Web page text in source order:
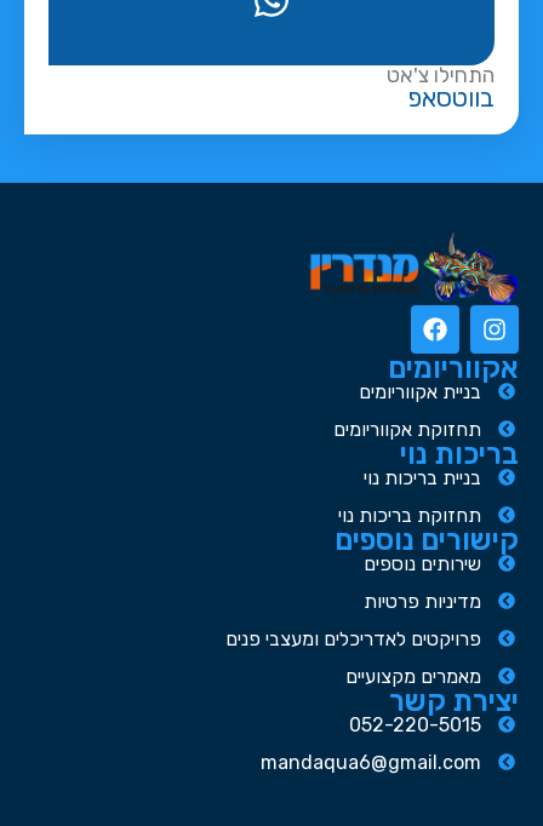
התחילו צ'אט
בווטסאפ
אקווריומים
בניית אקווריומים
תחזוקת אקווריומים
בריכות נוי
בניית בריכות נוי
תחזוקת בריכות נוי
קישורים נוספים
שירותים נוספים
מדיניות פרטיות
פרויקטים לאדריכלים ומעצבי פנים
מאמרים מקצועיים
יצירת קשר
052-220-5015
mandaqua6@gmail.com